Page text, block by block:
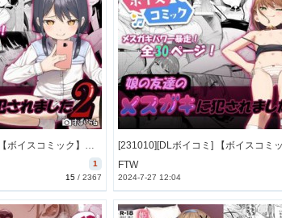
[231010][DLボイコミ] 【ボイスコミック】娘の友達のメ○ガキに犯されました2 [26M] [RJ01106133]
1
15 /2367
FTW
2024-7-27 12:04